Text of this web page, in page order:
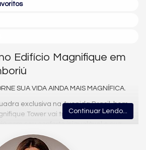
Edifício Magnifique em
SUA VIDA AINDA MAIS MAGNÍFICA.
exclusiva na Avenida Brasil, bem
Tower vai transformar seus dias
com seu conforto inigualável e sua
para aproveitar em todos os
Continuar Lendo...